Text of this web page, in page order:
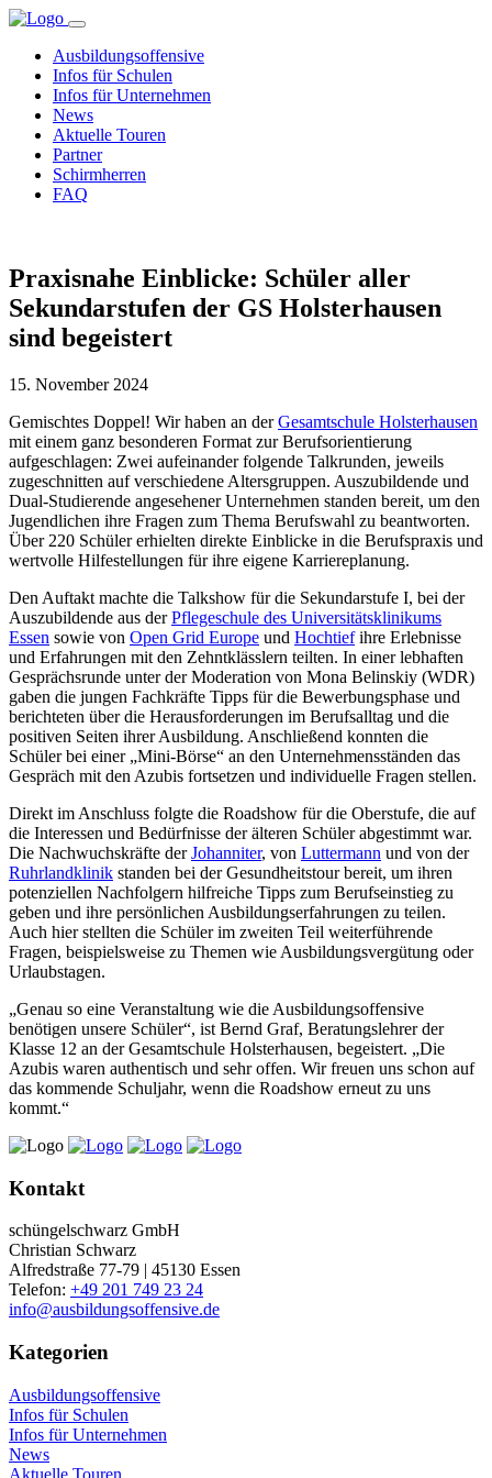
Ausbildungsoffensive
Infos für Schulen
Infos für Unternehmen
News
Aktuelle Touren
Partner
Schirmherren
FAQ
Praxisnahe Einblicke: Schüler aller
Sekundarstufen der GS Holsterhausen
sind begeistert
15. November 2024
Gemischtes Doppel! Wir haben an derGesamtschule Holsterhausen
mit einem ganz besonderen Format zur Berufsorientierung
aufgeschlagen: Zwei aufeinander folgende Talkrunden, jeweils
zugeschnitten auf verschiedene Altersgruppen. Auszubildende und
Dual-Studierende angesehener Unternehmen standen bereit, um den
Jugendlichen ihre Fragen zum Thema Berufswahl zu beantworten.
Über 220 Schüler erhielten direkte Einblicke in die Berufspraxis und
wertvolle Hilfestellungen für ihre eigene Karriereplanung.
Den Auftakt machte die Talkshow für die Sekundarstufe I, bei der
Auszubildende aus derPflegeschule des Universitätsklinikums
Essen sowie von Open Grid Europe und Hochtiefihre Erlebnisse
und Erfahrungen mit den Zehntklässlern teilten. In einer lebhaften
Gesprächsrunde unter der Moderation von Mona Belinskiy (WDR)
gaben die jungen Fachkräfte Tipps für die Bewerbungsphase und
berichteten über die Herausforderungen im Berufsalltag und die
positiven Seiten ihrer Ausbildung. Anschließend konnten die
Schüler bei einer „Mini-Börse“ an den Unternehmensständen das
Gespräch mit den Azubis fortsetzen und individuelle Fragen stellen.
Direkt im Anschluss folgte die Roadshow für die Oberstufe, die auf
die Interessen und Bedürfnisse der älteren Schüler abgestimmt war.
Die Nachwuchskräfte derJohanniter, von Luttermann und von der
Ruhrlandklinik standen bei der Gesundheitstour bereit, um ihren
potenziellen Nachfolgern hilfreiche Tipps zum Berufseinstieg zu
geben und ihre persönlichen Ausbildungserfahrungen zu teilen.
Auch hier stellten die Schüler im zweiten Teil weiterführende
Fragen, beispielsweise zu Themen wie Ausbildungsvergütung oder
Urlaubstagen.
„Genau so eine Veranstaltung wie die Ausbildungsoffensive
benötigen unsere Schüler“, ist Bernd Graf, Beratungslehrer der
Klasse 12 an der Gesamtschule Holsterhausen, begeistert. „Die
Azubis waren authentisch und sehr offen. Wir freuen uns schon auf
das kommende Schuljahr, wenn die Roadshow erneut zu uns
kommt.“
Kontakt
schüngelschwarz GmbH
Christian Schwarz
Alfredstraße 77-79 | 45130 Essen
Telefon: +49 201 749 23 24
info@ausbildungsoffensive.de
Kategorien
Ausbildungsoffensive
Infos für Schulen
Infos für Unternehmen
News
Aktuelle Touren